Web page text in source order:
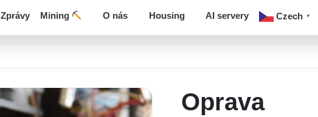
Zprávy Mining O nás Housing AI servery Czech ▼
Oprava